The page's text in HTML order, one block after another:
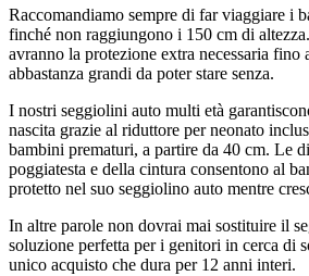
Raccomandiamo sempre di far viaggiare i
finché non raggiungono i 150 cm di
avranno la protezione extra necessaria fino
abbastanza grandi da poter stare senza.
I nostri seggiolini auto multi età
nascita grazie al riduttore per neonato
bambini prematuri, a partire da 40 cm. Le
poggiatesta e della cintura consentono al
protetto nel suo seggiolino auto mentre
In altre parole non dovrai mai sostituire il
soluzione perfetta per i genitori in cerca di
unico acquisto che dura per 12 anni interi.